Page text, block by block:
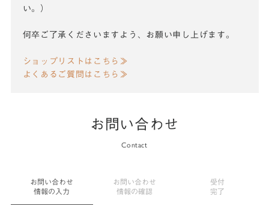
い。）
何卒ご了承くださいますよう、お願い申し上げます。
ショップリストはこちら≫
よくあるご質問はこちら≫
お問い合わせ
Contact
お問い合わせ
情報の入力
お問い合わせ
情報の確認
受付
完了